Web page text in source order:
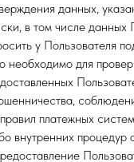
данных,
в том числе данных
у Пользователя
необходимо для
платежных
внутренних процедур